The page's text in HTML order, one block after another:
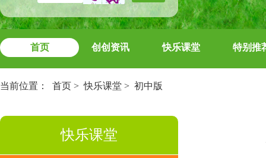
首页 创创资讯 快乐课堂 特别推
当前位置： 首页 >快乐课堂 > 初中版
快乐课堂